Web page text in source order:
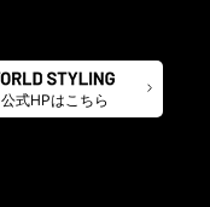
公式HPはこちら